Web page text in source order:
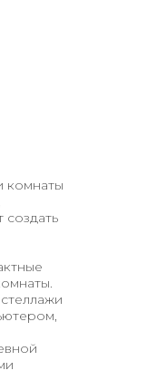
комнаты